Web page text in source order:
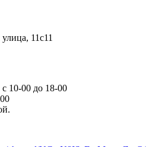
11с11
10-00 до 18-00